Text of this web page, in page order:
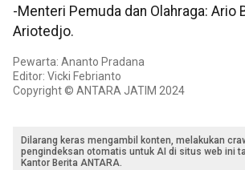
-Menteri Pemuda dan Olahraga: Ario
Ariotedjo.
Pewarta: Ananto Pradana
Editor: Vicki Febrianto
Copyright © ANTARA JATIM 2024
Dilarang keras mengambil konten, melakukan
pengindeksan otomatis untuk AI di situs web ini
Kantor Berita ANTARA.